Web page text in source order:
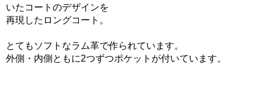
いたコートのデザインを
再現したロングコート。
とてもソフトなラム革で作られています。
外側・内側ともに2つずつポケットが付いています。